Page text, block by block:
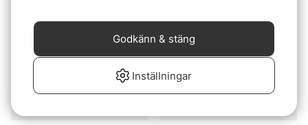
Inställningar
Godkänn & stäng